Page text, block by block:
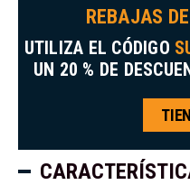
REBAJAS
UTILIZA EL CÓDIGO
UN 20 % DE